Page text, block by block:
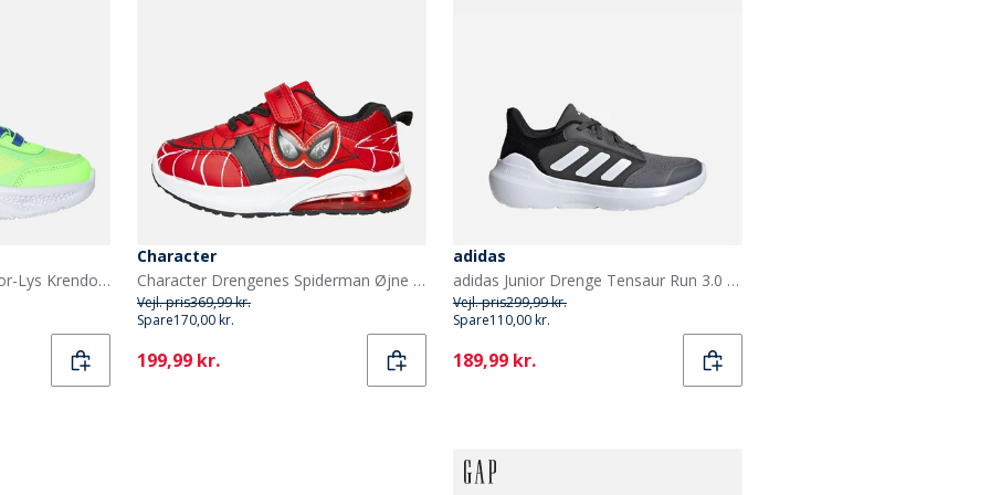
SKECHERS Drenge Meteor-Lys Krendox Sneakers Blå
Character
Character Drengenes Spiderman Øjne Lys Op Træningssko Røde
Vejl. pris369,99 kr.
Spare170,00 kr.
Current
199,99 kr.
adidas
adidas Junior Drenge Tensaur Run 3.0 træningssko Grey Four/Cloud White/Core Black
Vejl. pris299,99 kr.
Spare110,00 kr.
Current
189,99 kr.